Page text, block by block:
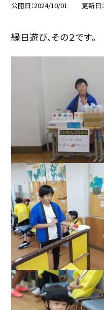
公開日 2024/10/01 更新日
縁日遊び、その２です。